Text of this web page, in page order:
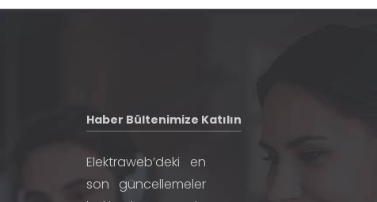
Haber Bültenimize Katılın
Elektraweb’deki en
son güncellemeler